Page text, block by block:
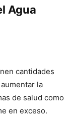
Agua
cantidades
la
de salud como
en exceso.